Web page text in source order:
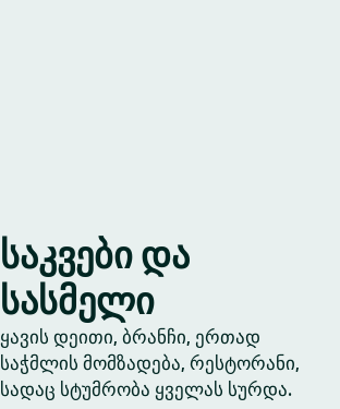
საკვები და
სასმელი
ყავის დეითი, ბრანჩი, ერთად
საჭმლის მომზადება, რესტორანი,
სადაც სტუმრობა ყველას სურდა.